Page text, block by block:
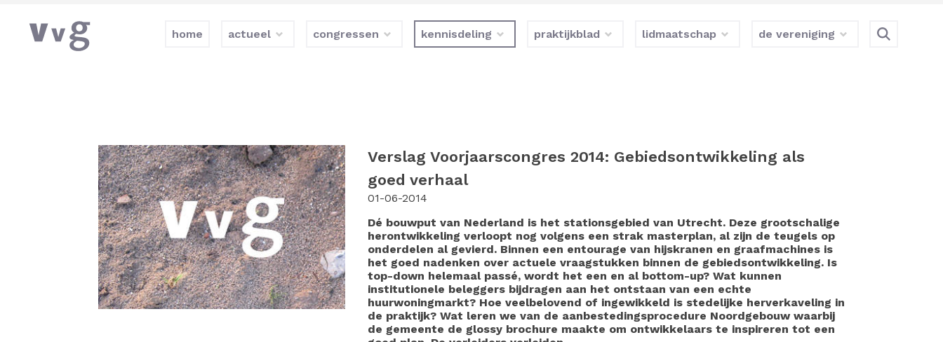
home actueel congressen kennisdeling praktijkblad lidmaatschap de vereniging
Verslag Voorjaarscongres 2014: Gebiedsontwikkeling als
goed verhaal
01-06-2014
Dé bouwput van Nederland is het stationsgebied van Utrecht. Deze grootschalige
herontwikkeling verloopt nog volgens een strak masterplan, al zijn de teugels op
onderdelen al gevierd. Binnen een entourage van hijskranen en graafmachines is
het goed nadenken over actuele vraagstukken binnen de gebiedsontwikkeling. Is
top-down helemaal passé, wordt het een en al bottom-up? Wat kunnen
institutionele beleggers bijdragen aan het ontstaan van een echte
huurwoningmarkt? Hoe veelbelovend of ingewikkeld is stedelijke herverkaveling in
de praktijk? Wat leren we van de aanbestedingsprocedure Noordgebouw waarbij
de gemeente de glossy brochure maakte om ontwikkelaars te inspireren tot een